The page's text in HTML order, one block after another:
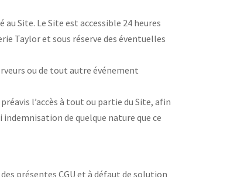
Site. Le Site est accessible 24 heures
Taylor et sous réserve des éventuelles
ou de tout autre événement
l’accès à tout ou partie du Site, afin
de quelque nature que ce
présentes CGU et à défaut de solution